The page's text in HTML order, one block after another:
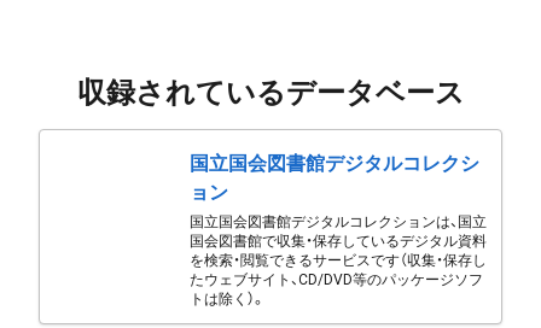
収録されているデータベース
国立国会図書館デジタルコレクシ
ョン
国立国会図書館デジタルコレクションは、国立
国会図書館で収集・保存しているデジタル資料
を検索・閲覧できるサービスです（収集・保存し
たウェブサイト、CD/DVD等のパッケージソフ
トは除く）。